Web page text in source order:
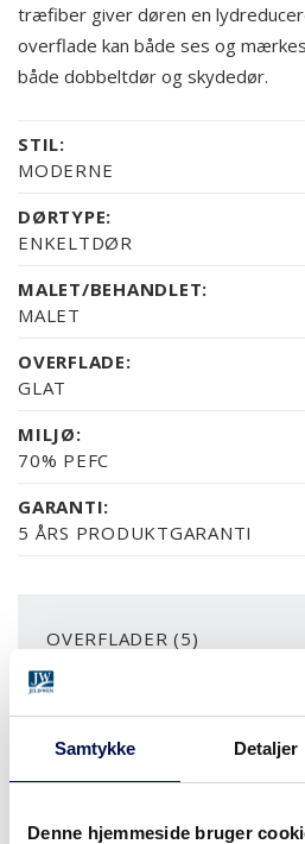
Samtykke Detaljer
Denne hjemmeside bruger
træfiber giver døren en
overflade kan både ses og
både dobbeltdør og skydedør.
STIL:
MODERNE
DØRTYPE:
ENKELTDØR
MALET/BEHANDLET:
MALET
OVERFLADE:
GLAT
MILJØ:
70% PEFC
GARANTI:
5 ÅRS PRODUKTGARANTI
OVERFLADER (5)
NCS S0502-Y
MODULSTØRRELSER